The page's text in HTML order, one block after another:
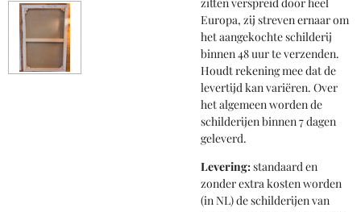
Europa, zij streven ernaar om
het aangekochte schilderij
binnen 48 uur te verzenden.
Houdt rekening mee dat de
levertijd kan variëren. Over
het algemeen worden de
schilderijen binnen 7 dagen
geleverd.
Levering:standaard en
zonder extra kosten worden
(in NL) de schilderijen van